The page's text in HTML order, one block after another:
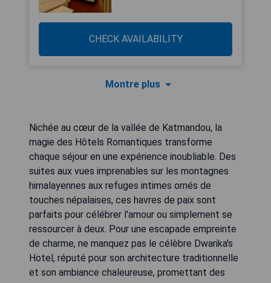
CHECK AVAILABILITY
Montre plus
Nichée au cœur de la vallée de Katmandou, la
magie des Hôtels Romantiques transforme
chaque séjour en une expérience inoubliable. Des
suites aux vues imprenables sur les montagnes
himalayennes aux refuges intimes ornés de
touches népalaises, ces havres de paix sont
parfaits pour célébrer l'amour ou simplement se
ressourcer à deux. Pour une escapade empreinte
de charme, ne manquez pas le célèbre Dwarika's
Hotel, réputé pour son architecture traditionnelle
et son ambiance chaleureuse, promettant des